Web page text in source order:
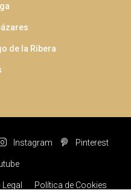
de la Ribera
Instagram Pinterest
Política de Cookies